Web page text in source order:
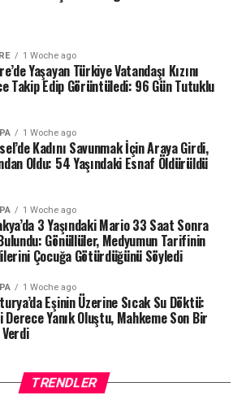
göl seviyesi denizden 742,13
ise yalnızca saniyede 1,2
Su seviyesinin düşmesi
seferleri de durduruldu.
önce de uzun kuraklık
ciddi şekilde gerilemişti.
son durum ise İsviçre’de devam eden
ve göller üzerindeki etkisini
News
1 Woche ago
Yaşayan Türkiye Vatandaşı Kızını
Takip Edip Görüntüledi: 96 Gün Tutuklu
1 Woche ago
Kadını Savunmak İçin Araya Girdi,
Oldu: 54 Yaşındaki Esnaf Öldürüldü
1 Woche ago
3 Yaşındaki Mario 33 Saat Sonra
Gönüllüler, Medyumun Tarifinin
Çocuğa Götürdüğünü Söyledi
1 Woche ago
Eşinin Üzerine Sıcak Su Döktü:
Derece Yanık Oluştu, Mahkeme Son Bir
TRENDLER